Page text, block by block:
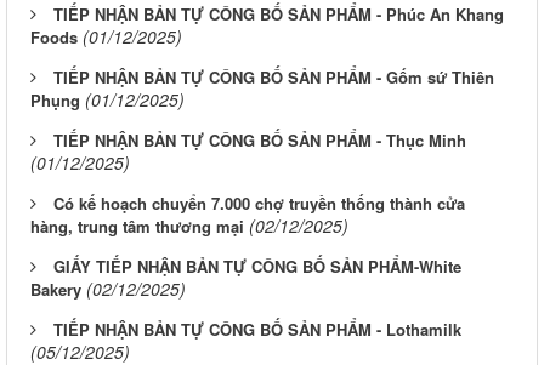
TIẾP NHẬN BẢN TỰ CÔNG BỐ SẢN PHẨM - Phúc An Khang
Foods (01/12/2025)
TIẾP NHẬN BẢN TỰ CÔNG BỐ SẢN PHẨM - Gốm sứ Thiên
Phụng (01/12/2025)
TIẾP NHẬN BẢN TỰ CÔNG BỐ SẢN PHẨM - Thục Minh
(01/12/2025)
Có kế hoạch chuyển 7.000 chợ truyền thống thành cửa
hàng, trung tâm thương mại (02/12/2025)
GIẤY TIẾP NHẬN BẢN TỰ CÔNG BỐ SẢN PHẨM-White
Bakery (02/12/2025)
TIẾP NHẬN BẢN TỰ CÔNG BỐ SẢN PHẨM - Lothamilk
(05/12/2025)